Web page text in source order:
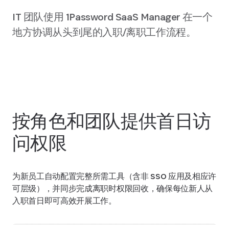
IT 团队使用 1Password SaaS Manager 在一个
地方协调从头到尾的入职/离职工作流程。
按角色和团队提供首日访
问权限
为新员工自动配置完整所需工具（含非 SSO 应用及相应许
可层级），并同步完成离职时权限回收，确保每位新人从
入职首日即可高效开展工作。